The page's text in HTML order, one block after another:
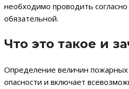
необходимо проводить
обязательной.
Что это такое и
Определение величин пожарных
опасности и включает